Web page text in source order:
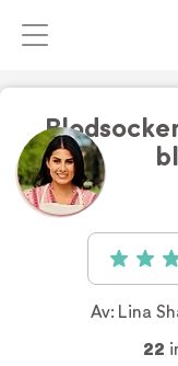
Betyg:
Av: Lina
22